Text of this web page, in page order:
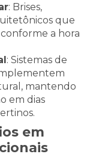
: Brises,
que
a hora
: Sistemas de
mantendo
em dias
em